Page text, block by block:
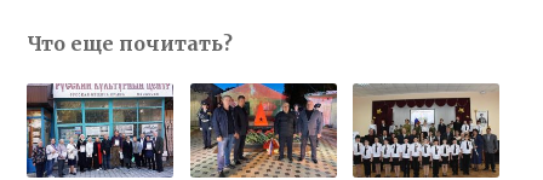
Что еще почитать?